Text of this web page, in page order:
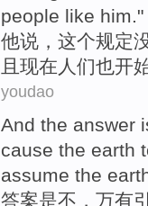
people like him."
他说 ，这个规定
且 现在人们也开
youdao
And the answer
cause the earth
assume the
答案是不， 万有